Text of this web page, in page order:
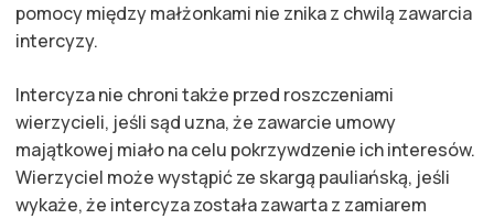
pomocy między małżonkami nie znika z chwilą zawarcia
intercyzy.
Intercyza nie chroni także przed roszczeniami
wierzycieli, jeśli sąd uzna, że zawarcie umowy
majątkowej miało na celu pokrzywdzenie ich interesów.
Wierzyciel może wystąpić ze skargą pauliańską, jeśli
wykaże, że intercyza została zawarta z zamiarem